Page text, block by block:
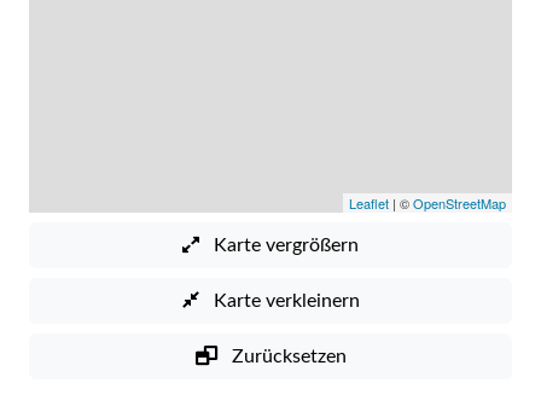
Leaflet | ©OpenStreetMap
Karte vergrößern
Karte verkleinern
Zurücksetzen